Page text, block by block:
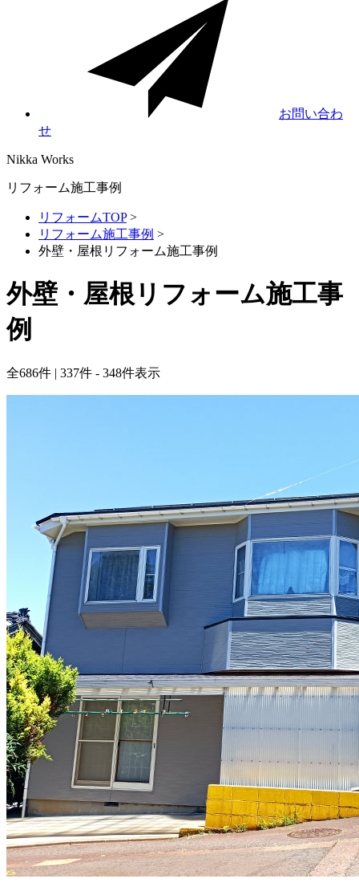
お問い合わ
せ
Nikka Works
リフォーム施工事例
リフォームTOP>
リフォーム施工事例 >
外壁・屋根リフォーム施工事例
外壁・屋根リフォーム施工事
例
全686件 | 337件 - 348件表示